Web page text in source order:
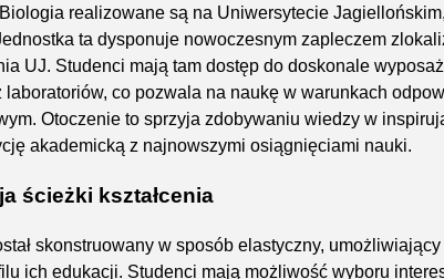
realizowane są na Uniwersytecie
ta dysponuje nowoczesnym zapleczem
UJ. Studenci mają tam dostęp do doskonale
laboratoriów, co pozwala na naukę w warunkach
Otoczenie to sprzyja zdobywaniu wiedzy w
akademicką z najnowszymi osiągnięciami nauki.
ścieżki kształcenia
skonstruowany w sposób elastyczny, umożliwiający
ich edukacji. Studenci mają możliwość wyboru